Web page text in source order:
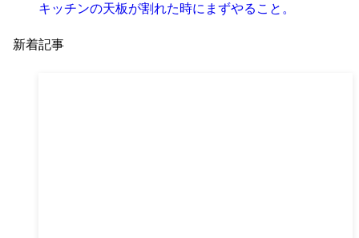
キッチンの天板が割れた時にまずやること。
新着記事